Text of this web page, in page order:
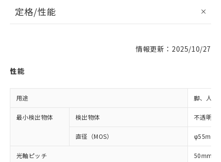
定格/性能
情報更新：2025/10/27
性能
用途 脚、人体
最小検出物体 検出物体 不透明体
直径（MOS） φ55mm
光軸ピッチ 50mm